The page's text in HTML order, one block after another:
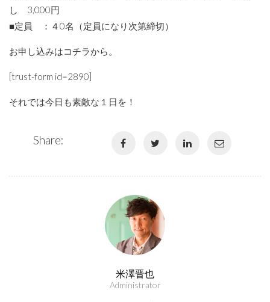
し 3,000円
■定員 ：４0名（定員になり次第締切）
お申し込みはコチラから。
[trust-form id=2890]
それでは今日も素敵な１日を！
Share:
米澤晋也
Administrator